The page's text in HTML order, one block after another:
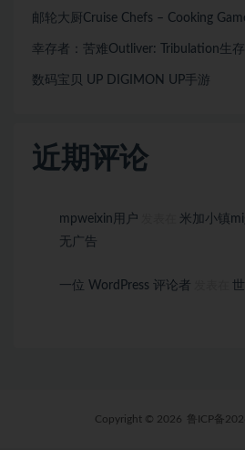
邮轮大厨Cruise Chefs – Cooking
幸存者：苦难Outliver: Tribulation生
数码宝贝 UP DIGIMON UP手游
近期评论
mpweixin用户
米加小镇
无广告
一位 WordPress 评论者
Copyright © 2026 鲁ICP备